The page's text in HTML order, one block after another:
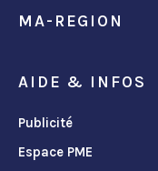
MA-REGION
AIDE & INFOS
Publicité
Espace PME